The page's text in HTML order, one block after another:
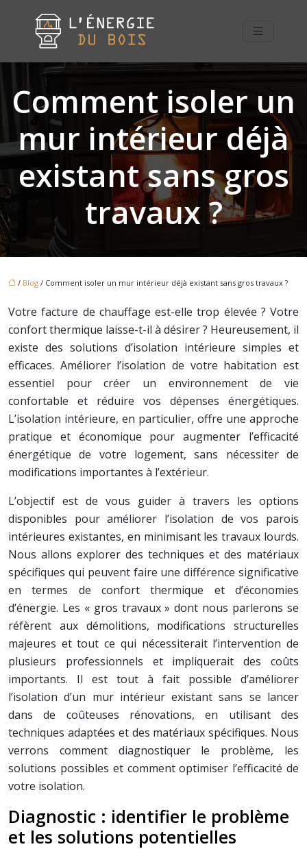
Comment isoler un
mur intérieur déjà
existant sans gros
travaux ?
/ Blog / Comment isoler un mur intérieur déjà existant sans gros travaux ?
Votre facture de chauffage est-elle trop élevée ? Votre
confort thermique laisse-t-il à désirer ? Heureusement, il
existe des solutions d’isolation intérieure simples et
efficaces. Améliorer l’isolation de votre habitation est
essentiel pour créer un environnement de vie
confortable et réduire vos dépenses énergétiques.
L’isolation intérieure, en particulier, offre une approche
pratique et économique pour augmenter l’efficacité
énergétique de votre logement, sans nécessiter de
modifications importantes à l’extérieur.
L’objectif est de vous guider à travers les options
disponibles pour améliorer l’isolation de vos parois
intérieures existantes, en minimisant les travaux lourds.
Nous allons explorer des techniques et des matériaux
spécifiques qui peuvent faire une différence significative
en termes de confort thermique et d’économies
d’énergie. Les « gros travaux » dont nous parlerons se
réfèrent aux démolitions, modifications structurelles
majeures et tout ce qui nécessiterait l’intervention de
plusieurs professionnels et impliquerait des coûts
importants. Il est tout à fait possible d’améliorer
l’isolation d’un mur intérieur existant sans se lancer
dans de coûteuses rénovations, en utilisant des
techniques adaptées et des matériaux spécifiques. Nous
verrons comment diagnostiquer le problème, les
solutions possibles et comment optimiser l’efficacité de
votre isolation.
Diagnostic : identifier le problème
et les solutions potentielles